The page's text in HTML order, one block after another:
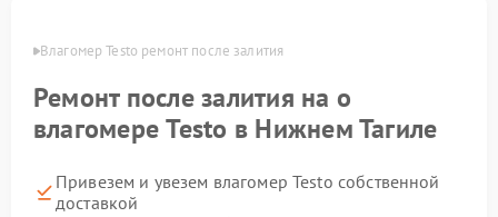
Влагомер Testo ремонт после залития
Ремонт после залития на о
влагомере Testo в Нижнем Тагиле
Привезем и увезем влагомер Testo собственной
доставкой